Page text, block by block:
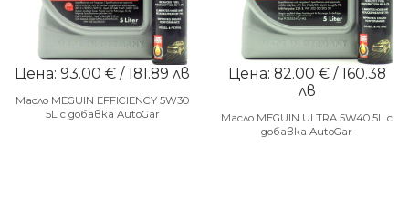
Цена: 93.00 € / 181.89 лв
Масло MEGUIN EFFICIENCY 5W30
5L с добавка AutoGar
Цена: 82.00 € / 160.38
лв
Масло MEGUIN ULTRA 5W40 5L с
добавка AutoGar